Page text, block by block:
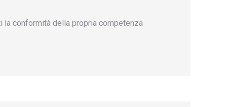
conformità della propria competenza